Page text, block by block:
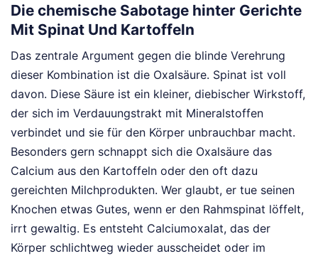
Die chemische Sabotage hinter Gerichte
Mit Spinat Und Kartoffeln
Das zentrale Argument gegen die blinde Verehrung
dieser Kombination ist die Oxalsäure. Spinat ist voll
davon. Diese Säure ist ein kleiner, diebischer Wirkstoff,
der sich im Verdauungstrakt mit Mineralstoffen
verbindet und sie für den Körper unbrauchbar macht.
Besonders gern schnappt sich die Oxalsäure das
Calcium aus den Kartoffeln oder den oft dazu
gereichten Milchprodukten. Wer glaubt, er tue seinen
Knochen etwas Gutes, wenn er den Rahmspinat löffelt,
irrt gewaltig. Es entsteht Calciumoxalat, das der
Körper schlichtweg wieder ausscheidet oder im